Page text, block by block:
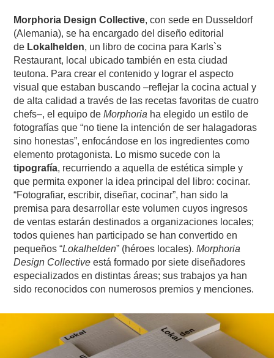
Morphoria Design Collective, con sede en Dusseldorf
(Alemania), se ha encargado del diseño editorial
de Lokalhelden, un libro de cocina para Karls`s
Restaurant, local ubicado también en esta ciudad
teutona. Para crear el contenido y lograr el aspecto
visual que estaban buscando –reflejar la cocina actual y
de alta calidad a través de las recetas favoritas de cuatro
chefs–, el equipo de Morphoria ha elegido un estilo de
fotografías que “no tiene la intención de ser halagadoras
sino honestas”, enfocándose en los ingredientes como
elemento protagonista. Lo mismo sucede con la
tipografía, recurriendo a aquella de estética simple y
que permita exponer la idea principal del libro: cocinar.
“Fotografiar, escribir, diseñar, cocinar”, han sido la
premisa para desarrollar este volumen cuyos ingresos
de ventas estarán destinados a organizaciones locales;
todos quienes han participado se han convertido en
pequeños “Lokalhelden” (héroes locales).Morphoria
Design Collective está formado por siete diseñadores
especializados en distintas áreas; sus trabajos ya han
sido reconocidos con numerosos premios y menciones.